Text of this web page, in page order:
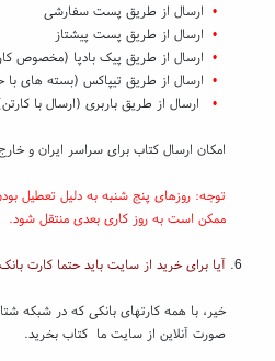
• ارسال از طریق پست سفارشی
• ارسال از طریق پست پیشتاز
• ارسال از طریق پیک بادپا (مخصوص
• ارسال از طریق تیپاکس (بسته های با
•
ارسال از طریق باربری (ارسال با
امکان ارسال کتاب برای سراسر ایران و
توجه: روزهای پنج شنبه به دلیل تعطیل
ممکن است به روز کاری بعدی منتقل شود.
آیا برای خرید از سایت باید حتما کارت
خیر، با همه کارتهای بانکی که در شبکه
صورت آنلاین از سایت ما کتاب بخرید.